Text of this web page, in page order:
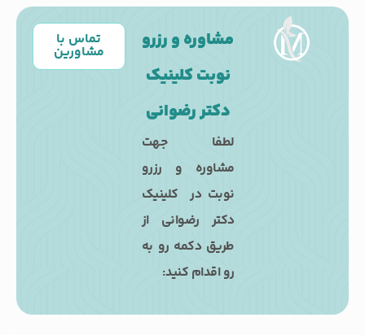
مشاوره و رزرو
نوبت کلینیک
دکتر رضوانی
لطفا جهت
مشاوره و رزرو
نوبت در کلینیک
دکتر رضوانی از
طریق دکمه رو به
رو اقدام کنید:
تماس با
مشاورین